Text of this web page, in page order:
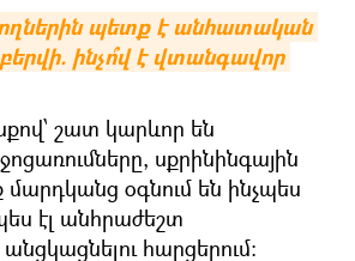
պետք է անհատական
ինչո՞վ է վտանգավոր
շատ կարևոր են
սքրինինգային
մարդկանց օգնում են ինչպես
էլ անհրաժեշտ
հարցերում: